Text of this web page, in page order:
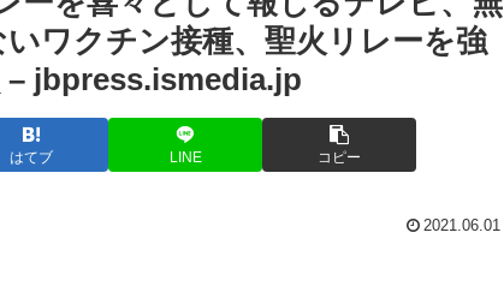
ワクチン接種、聖火リレーを強
– jbpress.ismedia.jp
はてブ LINE コピー
2021.06.01